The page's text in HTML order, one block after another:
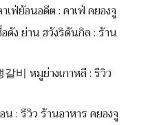
ฟ่ย้อนอดีต : คาเฟ่ คยองจู
ง ย่าน ฮวังริดันกิล : ร้าน
비 หมูย่างเกาหลี : รีวิว
: รีวิว ร้านอาหาร คยองจู